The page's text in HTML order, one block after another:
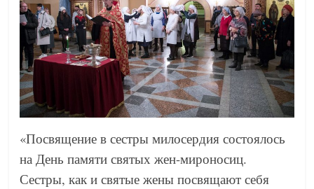
«Посвящение в сестры милосердия состоялось
на День памяти святых жен-мироносиц.
Сестры, как и святые жены посвящают себя